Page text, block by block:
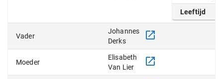
Leeftijd
Vader
Johannes
Derks
Moeder
Elisabeth
Van Lier